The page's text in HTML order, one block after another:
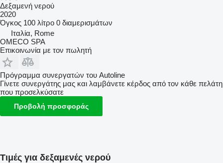
Δεξαμενή νερού
2020
Όγκος 100 λίτρο 0 διαμερισμάτων
Ιταλία, Rome
OMECO SPA
Επικοινωνία με τον πωλητή
Πρόγραμμα συνεργατών του Autoline
Γίνετε συνεργάτης μας και λαμβάνετε κέρδος από τον κάθε πελάτη
που προσελκύσατε
Προβολή προσφοράς
Τιμές για δεξαμενές νερού